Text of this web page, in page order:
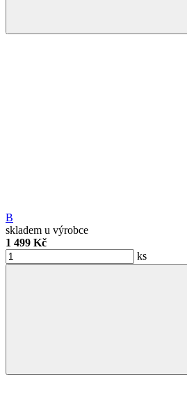
B
skladem u výrobce
1 499 Kč
ks